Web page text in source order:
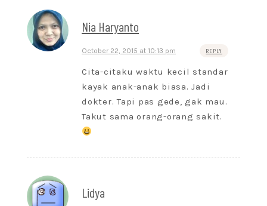
Nia Haryanto
October 22, 2015 at 10:13 pm REPLY
Cita-citaku waktu kecil standar
kayak anak-anak biasa. Jadi
dokter. Tapi pas gede, gak mau.
Takut sama orang-orang sakit.
Lidya